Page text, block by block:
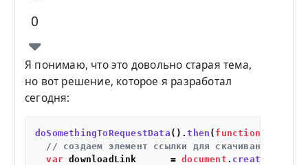
0
Я понимаю, что это довольно старая тема,
но вот решение, которое я разработал
сегодня:
doSomethingToRequestData ().then ( function
// создаем элемент ссылки для скачивания
var downloadLink      = document . createElement